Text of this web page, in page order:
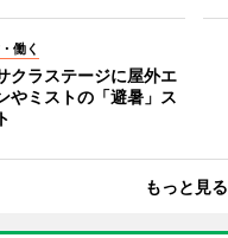
働く
クラステージに屋外エ
やミストの「避暑」ス
もっと見る